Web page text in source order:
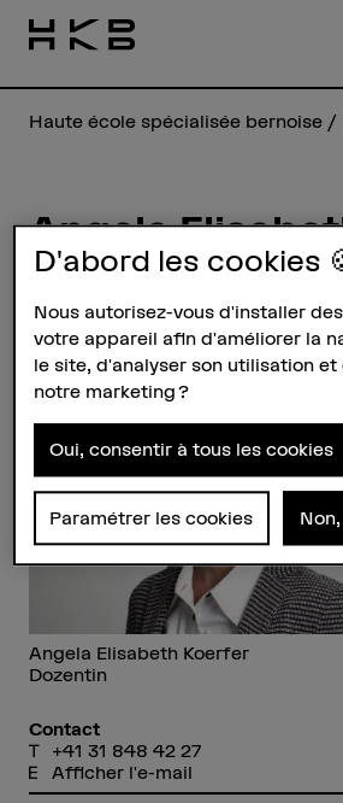
Haute école spécialisée bernoise
Angela
Koerfer
Profil
Angela Elisabeth Koerfer
Dozentin
Contact
+41 31 848 42 27
Afficher l'e-mail
D'abord les cookies
Nous autorisez-vous d'installer
votre appareil afin d'améliorer la
le site, d'analyser son utilisation et
notre marketing ?
Oui, consentir à tous les cookies
Paramétrer les cookies